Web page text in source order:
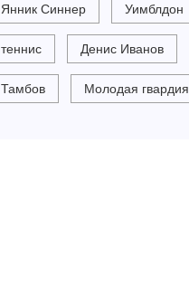
Янник Синнер Уимблдон
теннис Денис Иванов
Тамбов Молодая гвардия